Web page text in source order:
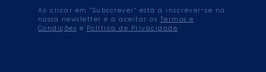
Ao clicar em “Subscrever” está a inscrever-se na
nossa newsletter e a aceitar os Termos e
Condições e Política de Privacidade.